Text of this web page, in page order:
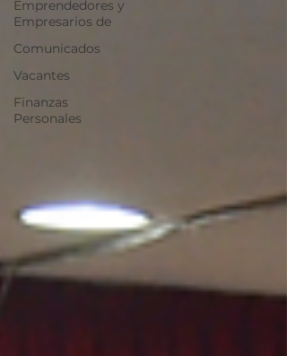
Emprendedores y
Empresarios de
Comunicados
Vacantes
Finanzas
Personales